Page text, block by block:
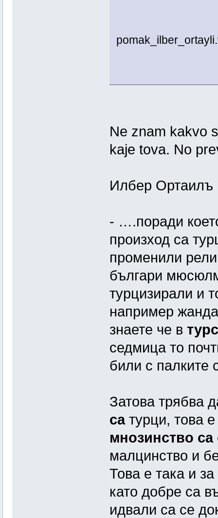
Ne znam kakvo
kaje tova. No
Илбер Ортаилъ
- ….поради
произход са
променили
българи
турцизирали и
например
знаете че в
седмица то
били с палките
Затова трябва
сатурци, това
мнозинство са
малцинство и
Това е така и
като добре са
идвали са се